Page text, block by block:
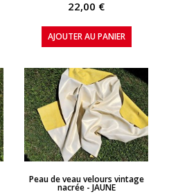
22,00 €
AJOUTER AU PANIER
APERÇU RAPIDE
Peau de veau velours vintage
nacrée - JAUNE